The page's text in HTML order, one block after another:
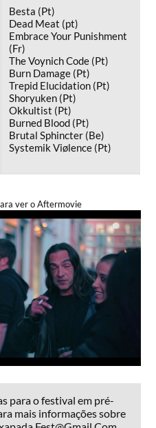
Besta (Pt)
Dead Meat (pt)
Embrace Your Punishment
(Fr)
The Voynich Code (Pt)
Burn Damage (Pt)
Trepid Elucidation (Pt)
Shoryuken (Pt)
Okkultist (Pt)
Burned Blood (Pt)
Brutal Sphincter (Be)
Systemik Viølence (Pt)
ver o Aftermovie
para o festival em pré-
mais informações sobre